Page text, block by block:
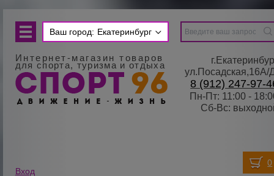
Ваш город: Екатеринбург
Интернет-магазин товаров
для спорта, туризма и отдыха
8 (912) 247-97-
Пн-Пт: 11:00 -
Сб-Вс:
Вход